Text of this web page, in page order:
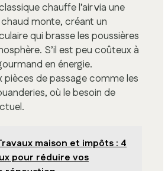
chauffe l’air via une
chaud monte, créant un
qui brasse les poussières
S’il est peu coûteux à
en énergie.
pièces de passage comme les
où le besoin de
maison et impôts : 4
pour réduire vos